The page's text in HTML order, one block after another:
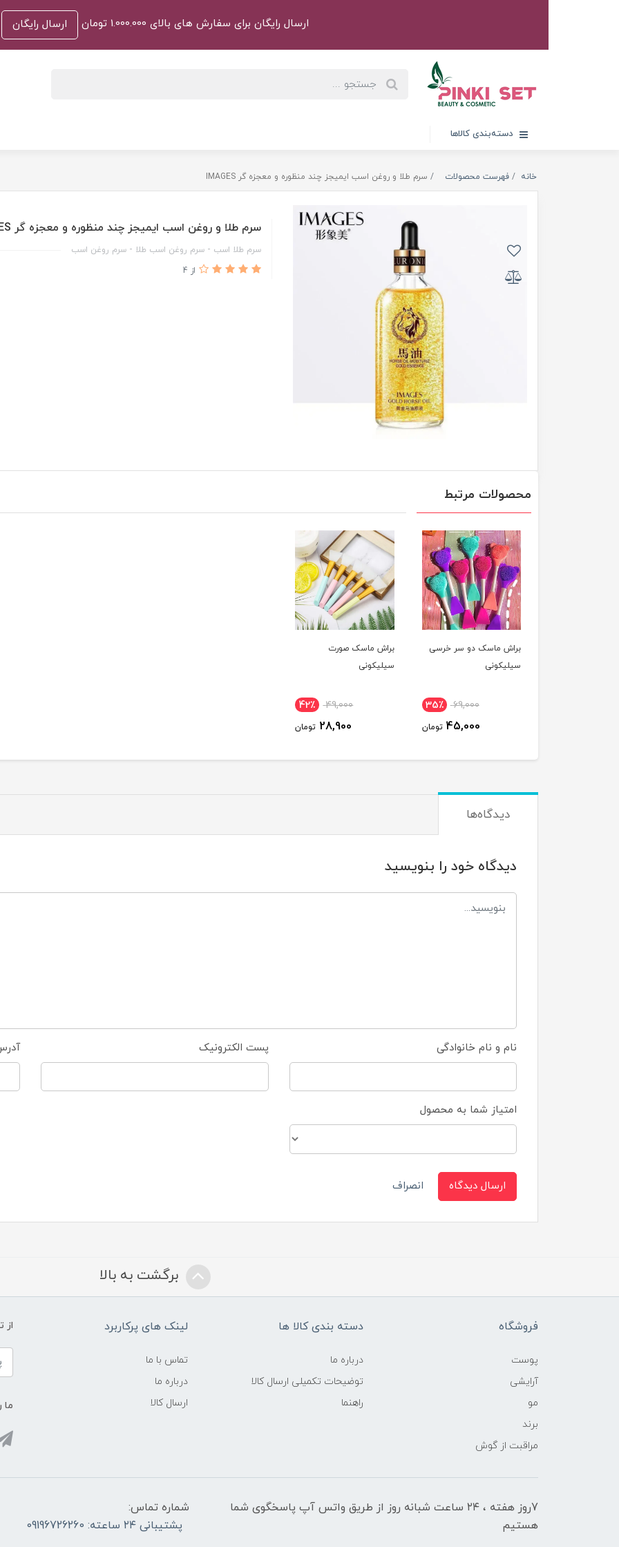
ارسال رایگان برای سفارش های بالای 1.000.000 تومان ارسال رایگان
دسته‌بندی کالاها
خانه فهرست محصولات سرم طلا و روغن اسب ایمیجز چند منظوره و معجزه گر IMAGES
سرم طلا و روغن اسب ایمیجز چند منظوره و معجزه گر IMAGES
سرم طلا اسب - سرم روغن اسب طلا - سرم روغن اسب
از 4
محصولات مرتبط
براش ماسک دو سر خرسی
سیلیکونی
69,000 35٪
45,000 تومان
براش ماسک صورت
سیلیکونی
49,000 42٪
28,900 تومان
دیدگاه‌ها
دیدگاه خود را بنویسید
نام و نام خانوادگی پست الکترونیک
امتیاز شما به محصول
ارسال دیدگاه انصراف
برگشت به بالا
فروشگاه
پوست
آرایشی
مو
برند
مراقبت از گوش
دسته بندی کالا ها
درباره ما
توضیحات تکمیلی ارسال کالا
راهنما
لینک های پرکاربرد
تماس با ما
درباره ما
ارسال کالا
از
ما
7روز هفته ، ۲۴ ساعت شبانه‌ روز از طریق واتس آپ پاسخگوی شما
هستیم
شماره تماس:
پشتیبانی ۲۴ ساعته: 09196726260